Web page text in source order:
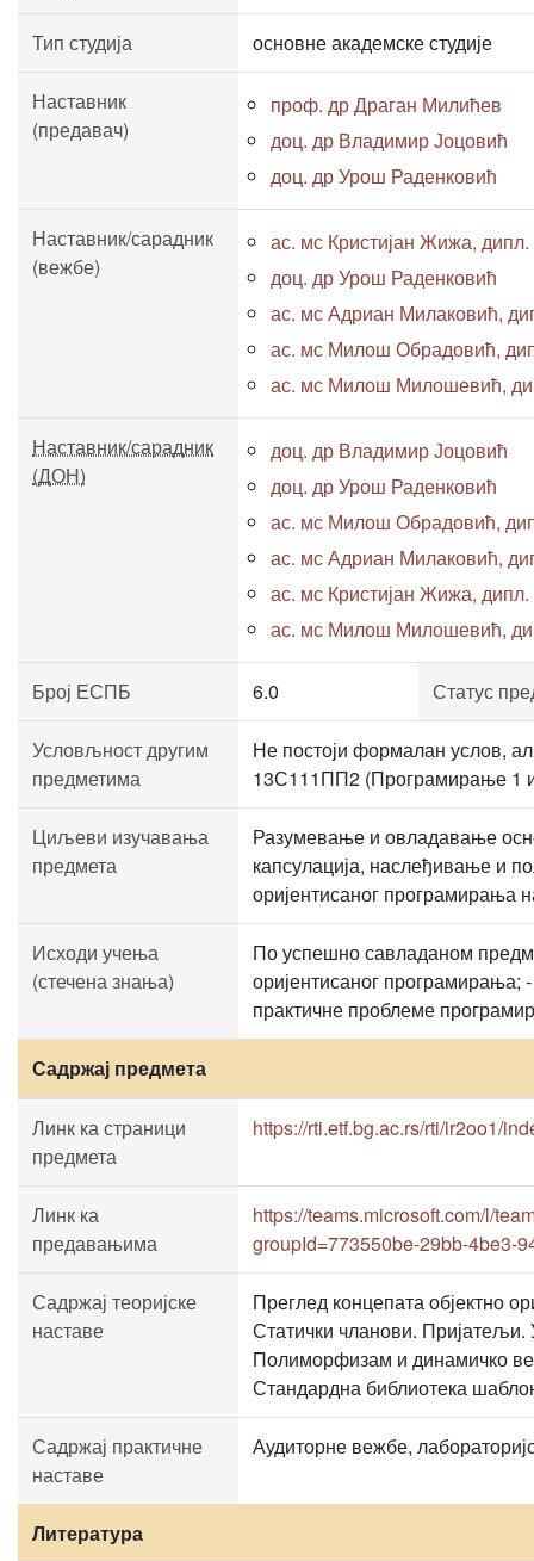
Тип студија основне академске студије
Наставник
(предавач)
проф. др Драган Милићев
доц. др Владимир Јоцовић
доц. др Урош Раденковић
Наставник/сарадник
(вежбе)
ас. мс Кристијан Жижа,
доц. др Урош Раденковић
ас. мс Адриан Милаковић,
ас. мс Милош Обрадовић,
ас. мс Милош Милошевић,
Наставник/сарадник
(ДОН)
доц. др Владимир Јоцовић
доц. др Урош Раденковић
ас. мс Милош Обрадовић,
ас. мс Адриан Милаковић,
ас. мс Кристијан Жижа,
ас. мс Милош Милошевић,
Број ЕСПБ 6.0 Статус
Условљност другим
предметима
Не постоји формалан услов,
13С111ПП2 (Програмирање 1
Циљеви изучавања
предмета
Разумевање и овладавање
капсулација, наслеђивање и
оријентисаног програмирања
Исходи учења
(стечена знања)
По успешно савладаном
оријентисаног програмирања;
практичне проблеме
Садржај предмета
Линк ка страници
предмета
https://rti.etf.bg.ac.rs/rti/ir2oo1/
Линк ка
предавањима
https://teams.microsoft.com/l/
groupId=773550be-29bb-4be3-
Садржај теоријске
наставе
Преглед концепата објектно
Статички чланови.
Полиморфизам и динамичко
Стандардна библиотека
Садржај практичне
наставе
Аудиторне вежбе,
Литература